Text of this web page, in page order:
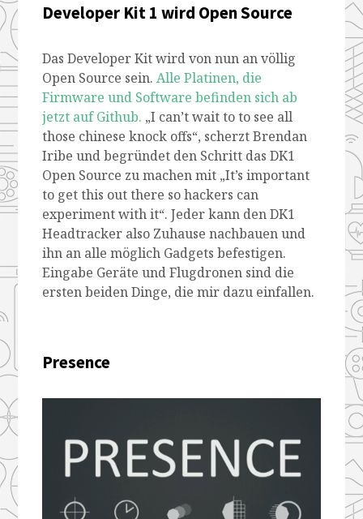
Developer Kit 1 wird Open Source
Das Developer Kit wird von nun an völlig
Open Source sein.Alle Platinen, die
Firmware und Software befinden sich ab
jetzt auf Github. „I can’t wait to to see all
those chinese knock offs“, scherzt Brendan
Iribe und begründet den Schritt das DK1
Open Source zu machen mit „It’s important
to get this out there so hackers can
experiment with it“. Jeder kann den DK1
Headtracker also Zuhause nachbauen und
ihn an alle möglich Gadgets befestigen.
Eingabe Geräte und Flugdronen sind die
ersten beiden Dinge, die mir dazu einfallen.
Presence